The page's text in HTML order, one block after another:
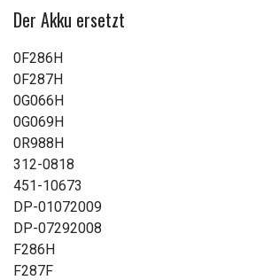
Der Akku ersetzt
0F286H
0F287H
0G066H
0G069H
0R988H
312-0818
451-10673
DP-01072009
DP-07292008
F286H
F287F